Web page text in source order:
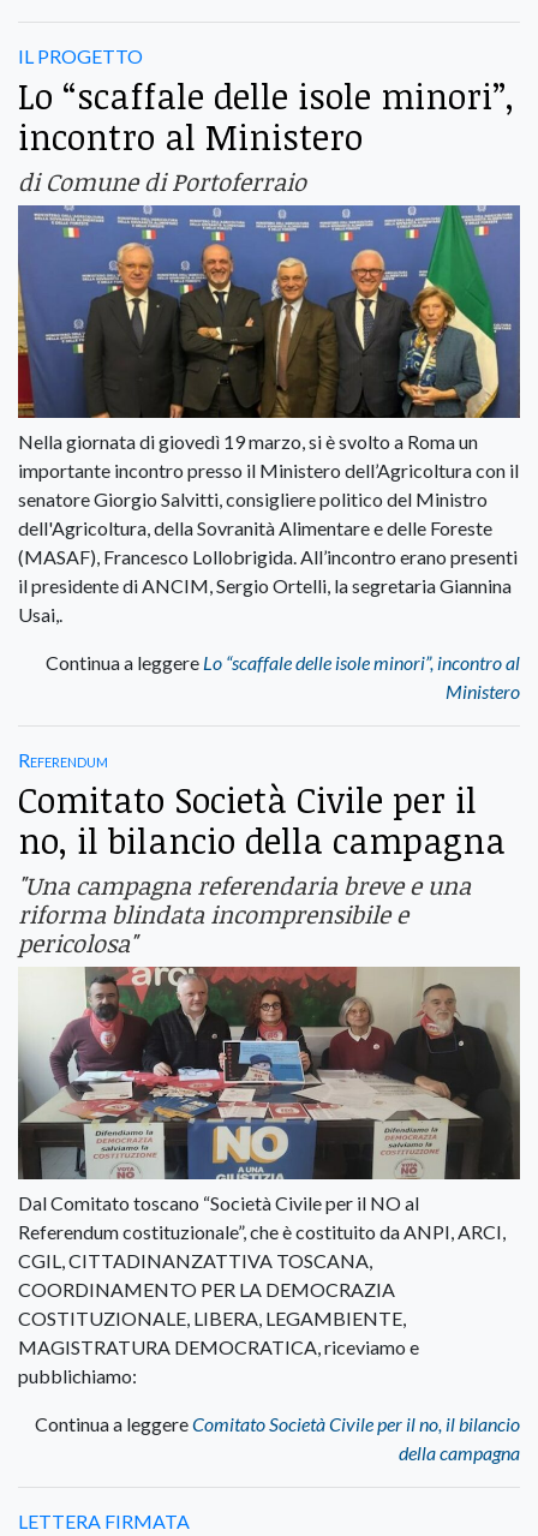
IL PROGETTO
Lo “scaffale delle isole minori”,
incontro al Ministero
di Comune di Portoferraio
Nella giornata di giovedì 19 marzo, si è svolto a Roma un
importante incontro presso il Ministero dell’Agricoltura con il
senatore Giorgio Salvitti, consigliere politico del Ministro
dell'Agricoltura, della Sovranità Alimentare e delle Foreste
(MASAF), Francesco Lollobrigida. All’incontro erano presenti
il presidente di ANCIM, Sergio Ortelli, la segretaria Giannina
Usai,.
Continua a leggere Lo “scaffale delle isole minori”, incontro al
Ministero
Referendum
Comitato Società Civile per il
no, il bilancio della campagna
"Una campagna referendaria breve e una
riforma blindata incomprensibile e
pericolosa"
Dal Comitato toscano “Società Civile per il NO al
Referendum costituzionale”, che è costituito da ANPI, ARCI,
CGIL, CITTADINANZATTIVA TOSCANA,
COORDINAMENTO PER LA DEMOCRAZIA
COSTITUZIONALE, LIBERA, LEGAMBIENTE,
MAGISTRATURA DEMOCRATICA, riceviamo e
pubblichiamo:
Continua a leggereComitato Società Civile per il no, il bilancio
della campagna
LETTERA FIRMATA